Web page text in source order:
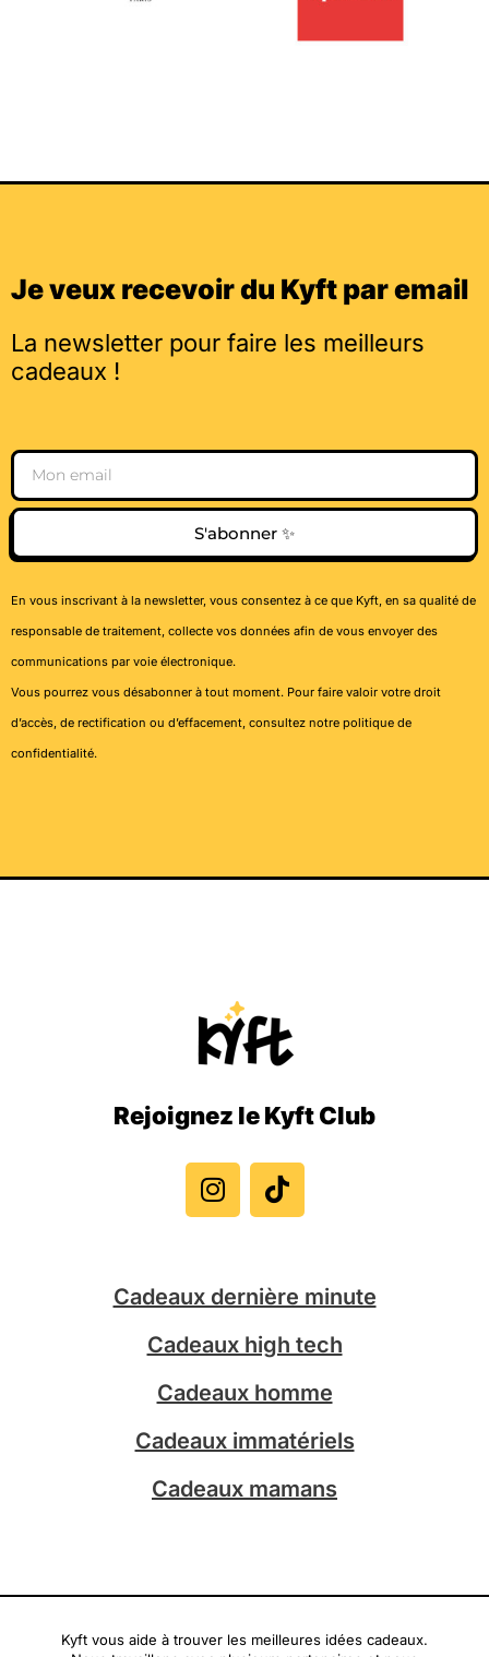
Je veux recevoir du Kyft par email
La newsletter pour faire les meilleurs
cadeaux !
Email
S'abonner ✨
En vous inscrivant à la newsletter, vous consentez à ce que Kyft, en sa qualité de
responsable de traitement, collecte vos données afin de vous envoyer des
communications par voie électronique.
Vous pourrez vous désabonner à tout moment. Pour faire valoir votre droit
d’accès, de rectification ou d’effacement, consultez notre politique de
confidentialité.
Rejoignez le Kyft Club
n
s
t
r
a
m
i
k
t
Cadeaux dernière minute
Cadeaux high tech
Cadeaux homme
Cadeaux immatériels
Cadeaux mamans
Kyft vous aide à trouver les meilleures idées cadeaux.